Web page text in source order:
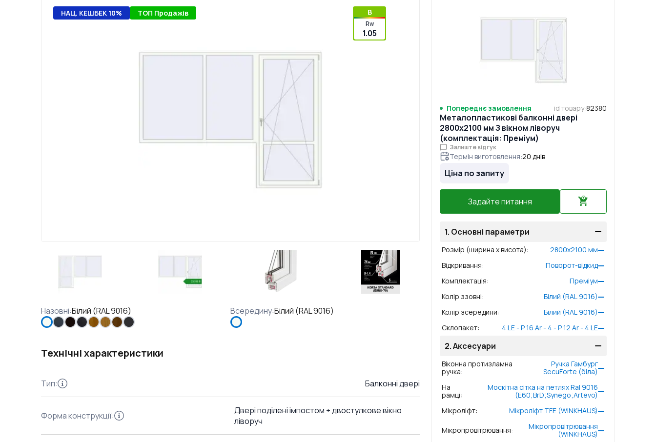
НАЦ. КЕШБЕК 10% ТОП Продажів B
Rw
1.05
Назовні:Білий (RAL 9016) Всередину:Білий (RAL 9016)
Технічні характеристики
Тип: Балконні двері
Форма конструкції:
Двері поділені імпостом + двостулкове вікно
ліворуч
Попереднє замовлення id товару:82380
Металопластикові балконні двері
2800x2100 мм З вікном ліворуч
(комплектація: Преміум)
Залиште відгук
Термін виготовлення:20 днів
Ціна по запиту
Задайте питання
1. Основні параметри
Розмір (ширина x висота): 2800x2100 мм
Відкривання:
Поворот-відкид
Комплектація:
Преміум
Колір ззовні:
Білий (RAL 9016)
Колір зсередини:
Білий (RAL 9016)
Склопакет: 4 LE - P 16 Ar - 4 - P 12 Ar - 4 LE
2.Аксесуари
Віконна протизламна
ручка:
Ручка Гамбург
SecuForte (біла)
На
рамці:
Москітна сітка на петлях Ral 9016
(E60;BrD;Synego;Artevo)
Мікроліфт: Мікроліфт TFE (WINKHAUS)
Мікропровітрювання:
Мікропровітрювання
(WINKHAUS)